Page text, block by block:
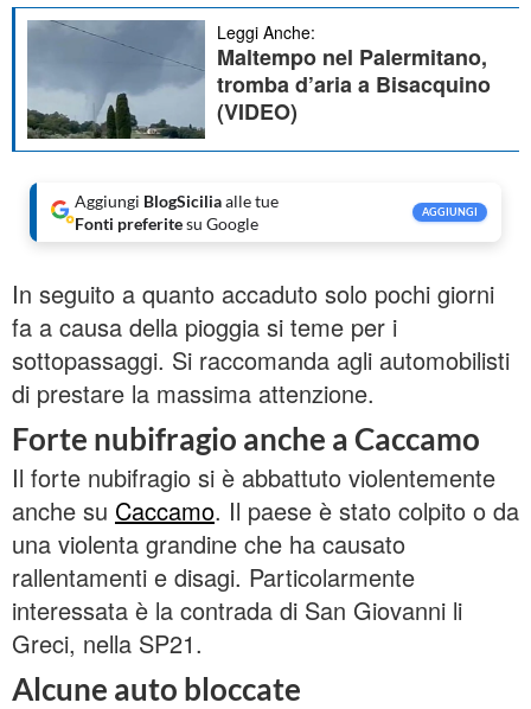
Leggi Anche:
Maltempo nel Palermitano,
tromba d’aria a Bisacquino
(VIDEO)
Aggiungi BlogSiciliaalle tue
Fonti preferitesu Google
AGGIUNGI
In seguito a quanto accaduto solo pochi giorni
fa a causa della pioggia si teme per i
sottopassaggi. Si raccomanda agli automobilisti
di prestare la massima attenzione.
Forte nubifragio anche a Caccamo
Il forte nubifragio si è abbattuto violentemente
anche su Caccamo. Il paese è stato colpito o da
una violenta grandine che ha causato
rallentamenti e disagi. Particolarmente
interessata è la contrada di San Giovanni li
Greci, nella SP21.
Alcune auto bloccate